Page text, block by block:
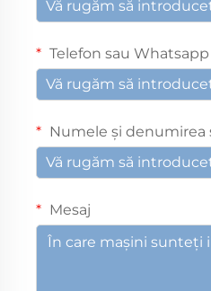
Telefon sau Whatsapp
Numele și denumirea
Mesaj